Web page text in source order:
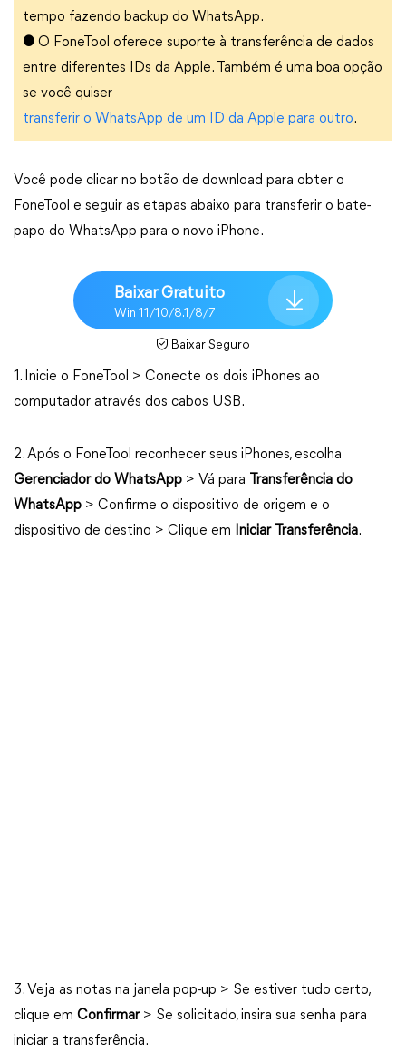
tempo fazendo backup do WhatsApp.
● O FoneTool oferece suporte à transferência de dados
entre diferentes IDs da Apple. Também é uma boa opção
se você quiser
transferir o WhatsApp de um ID da Apple para outro.
Você pode clicar no botão de download para obter o
FoneTool e seguir as etapas abaixo para transferir o bate-
papo do WhatsApp para o novo iPhone.
Baixar Gratuito
Win 11/10/8.1/8/7
Baixar Seguro
1. Inicie o FoneTool > Conecte os dois iPhones ao
computador através dos cabos USB.
2. Após o FoneTool reconhecer seus iPhones, escolha
Gerenciador do WhatsApp > Vá para
Transferência do
WhatsApp > Confirme o dispositivo de origem e o
dispositivo de destino > Clique em
Iniciar Transferência.
3. Veja as notas na janela pop-up > Se estiver tudo certo,
clique em Confirmar> Se solicitado, insira sua senha para
iniciar a transferência.